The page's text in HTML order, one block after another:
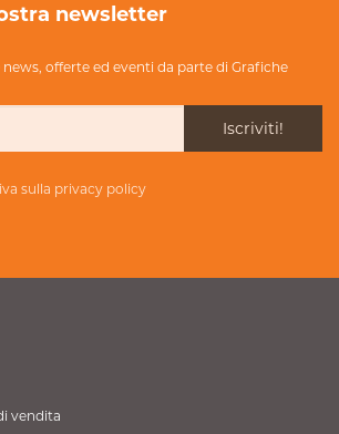
newsletter
offerte ed eventi da parte di Grafiche
Iscriviti!
sulla privacy policy
vendita